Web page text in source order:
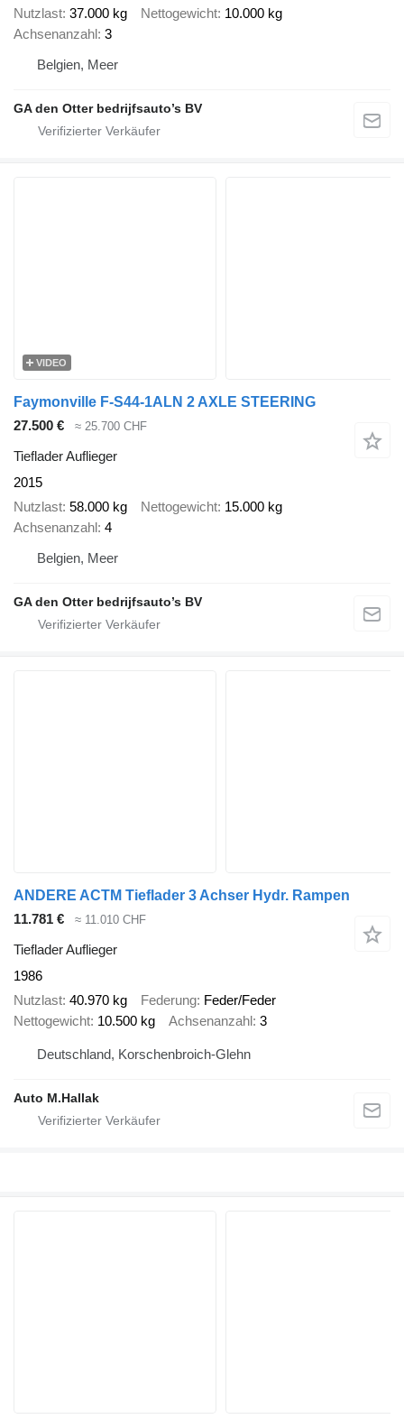
Nutzlast 37.000 kg Nettogewicht 10.000 kg
Achsenanzahl 3
Belgien, Meer
GA den Otter bedrijfsauto’s BV
VIDEO
Faymonville F-S44-1ALN 2 AXLE STEERING
27.500 €
≈ 25.700 CHF
Tieflader Auflieger
2015
Nutzlast 58.000 kg Nettogewicht 15.000 kg
Achsenanzahl 4
Belgien, Meer
GA den Otter bedrijfsauto’s BV
ANDERE ACTM Tieflader 3 Achser Hydr. Rampen
11.781 €
≈ 11.010 CHF
Tieflader Auflieger
1986
Nutzlast 40.970 kg Federung Feder/Feder
Nettogewicht 10.500 kg Achsenanzahl 3
Deutschland, Korschenbroich-Glehn
Auto M.Hallak